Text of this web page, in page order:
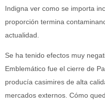
Indigna ver como se importa
proporción termina
actualidad.
Se ha tenido efectos muy
Emblemático fue el cierre de
producía casimires de alta
mercados externos. Cómo